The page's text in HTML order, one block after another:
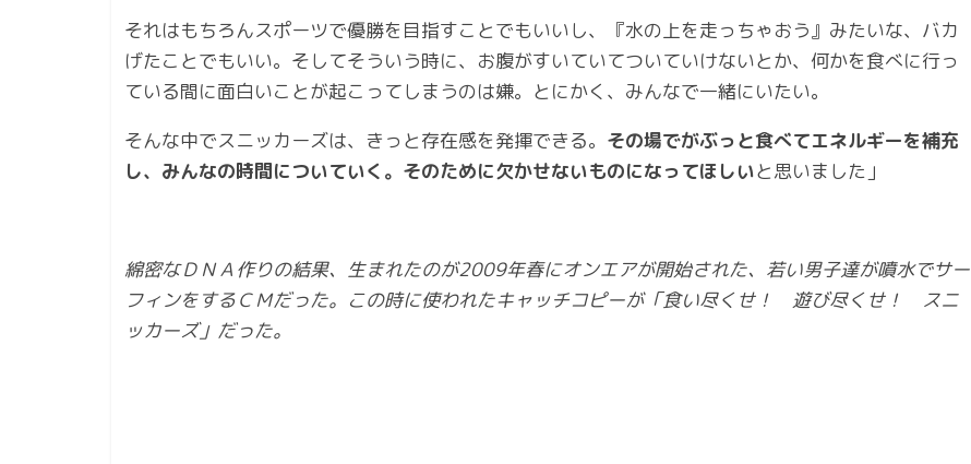
それはもちろんスポーツで優勝を目指すことでもいいし、『水の上を走っちゃおう』みたいな、バカ
げたことでもいい。そしてそういう時に、お腹がすいていてついていけないとか、何かを食べに行っ
ている間に面白いことが起こってしまうのは嫌。とにかく、みんなで一緒にいたい。
そんな中でスニッカーズは、きっと存在感を発揮できる。 その場でがぶっと食べてエネルギーを補充
し、みんなの時間についていく。そのために欠かせないものになってほしいと思いました」
綿密なＤＮＡ作りの結果、生まれたのが2009年春にオンエアが開始された、若い男子達が噴水でサー
フィンをするＣＭだった。この時に使われたキャッチコピーが「食い尽くせ！ 遊び尽くせ！ スニ
ッカーズ」だった。